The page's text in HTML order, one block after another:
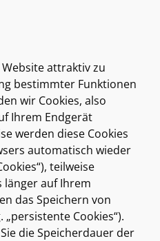
attraktiv zu
bestimmter Funktionen
wir Cookies, also
Ihrem Endgerät
werden diese Cookies
automatisch wieder
teilweise
länger auf Ihrem
das Speichern von
Cookies“).
die Speicherdauer der